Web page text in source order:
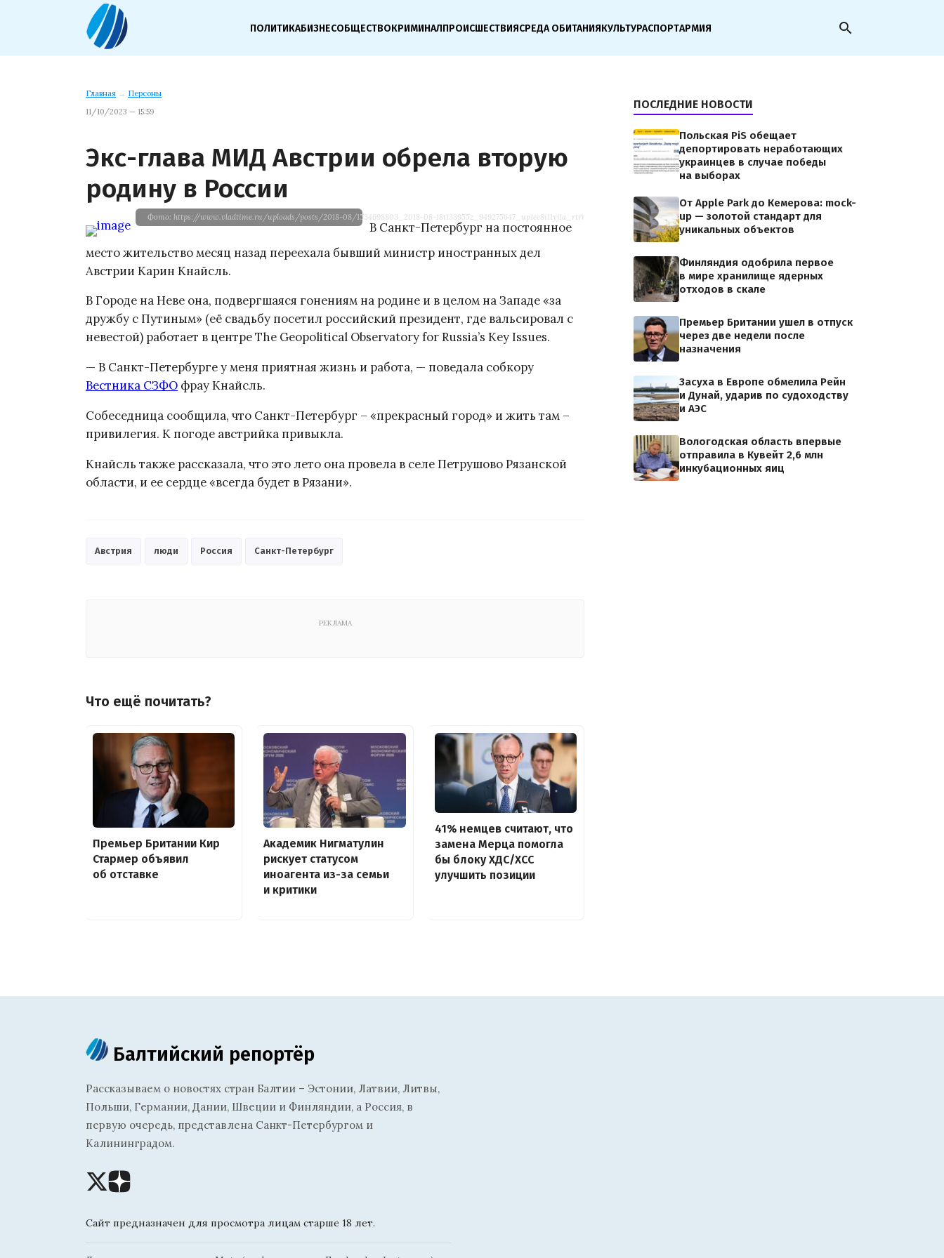
ПОЛИТИКАБИЗНЕСОБЩЕСТВОКРИМИНАЛПРОИСШЕСТВИЯСРЕДА ОБИТАНИЯКУЛЬТУРАСПОРТАРМИЯ search
Главная → Персоны
11/10/2023 — 15:59
Экс-глава МИД Австрии обрела вторую
родину в России
Фото: https://www.vladtime.ru/uploads/posts/2018-08/1534698803_2018-08-18t133955z_949275647_up1ee8i11yj1a_rtrmadp_3_russia-austria-pu.jpg
В Санкт-Петербург на постоянное
место жительство месяц назад переехала бывший министр иностранных дел
Австрии Карин Кнайсль.
В Городе на Неве она, подвергшаяся гонениям на родине и в целом на Западе «за
дружбу с Путиным» (её свадьбу посетил российский президент, где вальсировал с
невестой) работает в центре The Geopolitical Observatory for Russia’s Key Issues.
— В Санкт-Петербурге у меня приятная жизнь и работа, — поведала собкору
Вестника СЗФО фрау Кнайсль.
Собеседница сообщила, что Санкт-Петербург – «прекрасный город» и жить там –
привилегия. К погоде австрийка привыкла.
Кнайсль также рассказала, что это лето она провела в селе Петрушово Рязанской
области, и ее сердце «всегда будет в Рязани».
Австрия люди Россия Санкт-Петербург
РЕКЛАМА
Что ещё почитать?
Премьер Британии Кир
Стармер объявил
об отставке
Академик Нигматулин
рискует статусом
иноагента из-за семьи
и критики
41% немцев считают, что
замена Мерца помогла
бы блоку ХДС/ХСС
улучшить позиции
ПОСЛЕДНИЕ НОВОСТИ
Польская PiS обещает
депортировать неработающих
украинцев в случае победы
на выборах
От Apple Park до Кемерова: mock-
up — золотой стандарт для
уникальных объектов
Финляндия одобрила первое
в мире хранилище ядерных
отходов в скале
Премьер Британии ушел в отпуск
через две недели после
назначения
Засуха в Европе обмелила Рейн
и Дунай, ударив по судоходству
и АЭС
Вологодская область впервые
отправила в Кувейт 2,6 млн
инкубационных яиц
Балтийский репортёр
Рассказываем о новостях стран Балтии – Эстонии, Латвии, Литвы,
Польши, Германии, Дании, Швеции и Финляндии, а Россия, в
первую очередь, представлена Санкт-Петербургом и
Калининградом.
Сайт предназначен для просмотра лицам старше 18 лет.